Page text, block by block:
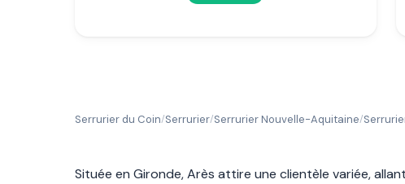
Serrurier du Coin/Serrurier/Serrurier Nouvelle-Aquitaine/
Située en Gironde, Arès attire une clientèle variée,